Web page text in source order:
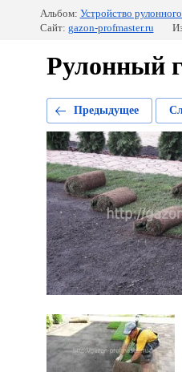
Альбом: Устройство
Сайт: gazon-profmaster.ru
Рулонный
Предыдущее